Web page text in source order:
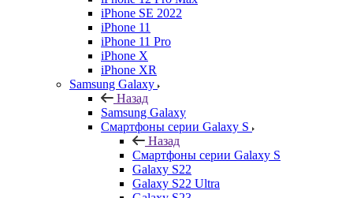
iPhone SE 2022
iPhone 11
iPhone 11 Pro
iPhone X
iPhone XR
Samsung Galaxy
Назад
Samsung Galaxy
Смартфоны серии Galaxy S
Назад
Смартфоны серии Galaxy S
Galaxy S22
Galaxy S22 Ultra